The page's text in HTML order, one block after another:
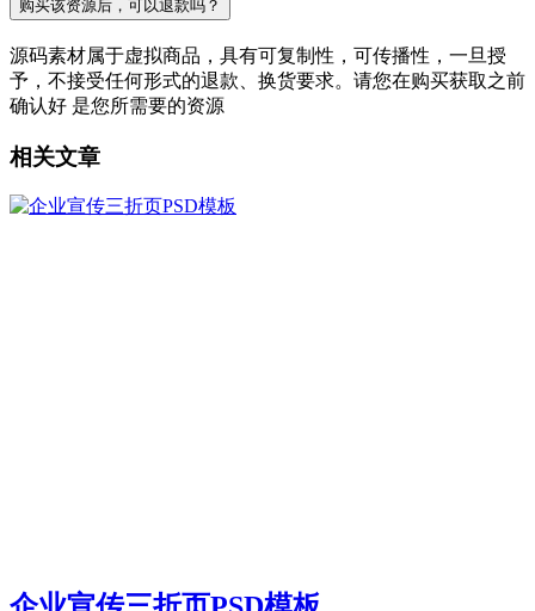
购买该资源后，可以退款吗？
源码素材属于虚拟商品，具有可复制性，可传播性，一旦授
予，不接受任何形式的退款、换货要求。请您在购买获取之前
确认好 是您所需要的资源
相关文章